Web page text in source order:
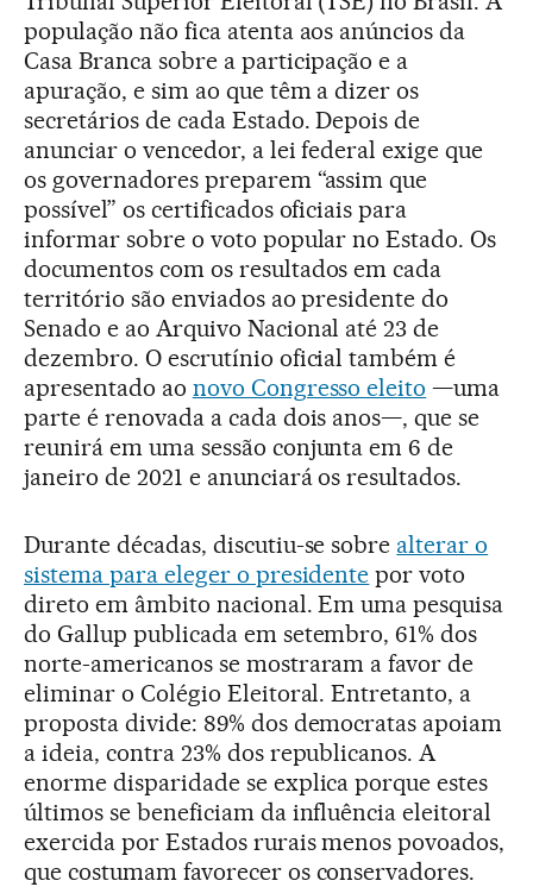
população não fica atenta aos anúncios da
Casa Branca sobre a participação e a
apuração, e sim ao que têm a dizer os
secretários de cada Estado. Depois de
anunciar o vencedor, a lei federal exige que
os governadores preparem “assim que
possível” os certificados oficiais para
informar sobre o voto popular no Estado. Os
documentos com os resultados em cada
território são enviados ao presidente do
Senado e ao Arquivo Nacional até 23 de
dezembro. O escrutínio oficial também é
apresentado ao novo Congresso eleito —uma
parte é renovada a cada dois anos—, que se
reunirá em uma sessão conjunta em 6 de
janeiro de 2021 e anunciará os resultados.
Durante décadas, discutiu-se sobre alterar o
sistema para eleger o presidente por voto
direto em âmbito nacional. Em uma pesquisa
do Gallup publicada em setembro, 61% dos
norte-americanos se mostraram a favor de
eliminar o Colégio Eleitoral. Entretanto, a
proposta divide: 89% dos democratas apoiam
a ideia, contra 23% dos republicanos. A
enorme disparidade se explica porque estes
últimos se beneficiam da influência eleitoral
exercida por Estados rurais menos povoados,
que costumam favorecer os conservadores.